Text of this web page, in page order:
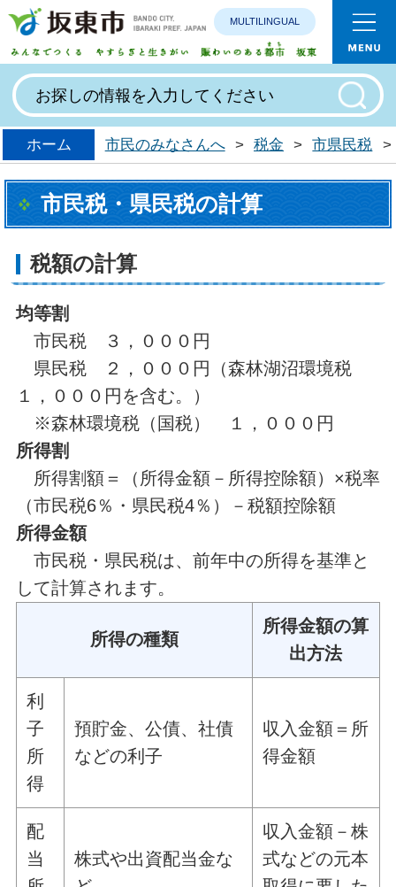
みんなで
MULTILINGUAL
ホーム 市民のみなさんへ > 税金 > 市県民税 >
市民税・県民税の計算
税額の計算
均等割
市民税 ３，０００円
県民税 ２，０００円（森林湖沼環境税
１，０００円を含む。）
※森林環境税（国税） １，０００円
所得割
所得割額＝（所得金額－所得控除額）×税率
（市民税6％・県民税4％）－税額控除額
所得金額
市民税・県民税は、前年中の所得を基準と
して計算されます。
所得の種類
所得金額の算
出方法
利
子
所
得
預貯金、公債、社債
などの利子
収入金額＝所
得金額
配
当
株式や出資配当金な
収入金額－株
式などの元本